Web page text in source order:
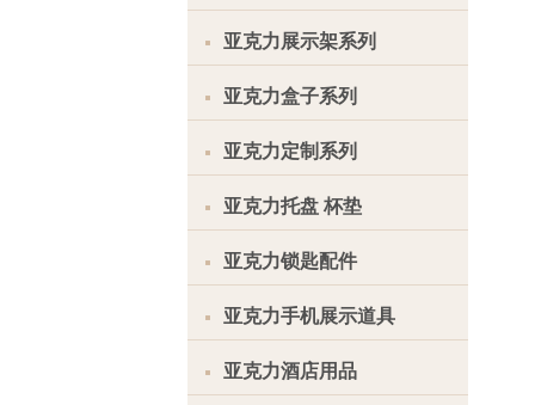
亚克力展示架系列
亚克力盒子系列
亚克力定制系列
亚克力托盘 杯垫
亚克力锁匙配件
亚克力手机展示道具
亚克力酒店用品